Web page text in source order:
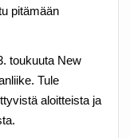
pitämään
toukuuta New
Tule
aloitteista ja